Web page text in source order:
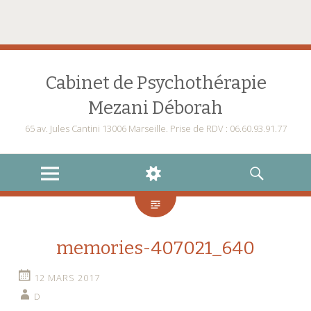
Cabinet de Psychothérapie
Mezani Déborah
65 av. Jules Cantini 13006 Marseille. Prise de RDV : 06.60.93.91.77
MENU
WIDGETS
RECHERCHE
memories-407021_640
12 MARS 2017
D